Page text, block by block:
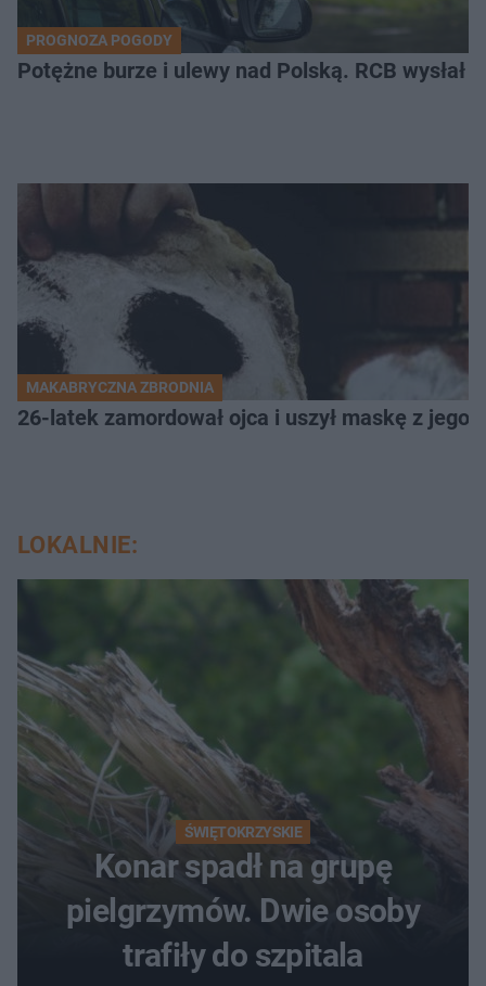
PROGNOZA POGODY
Potężne burze i ulewy nad Polską. RCB
MAKABRYCZNA ZBRODNIA
26-latek zamordował ojca i uszył maskę z
LOKALNIE:
ŚWIĘTOKRZYSKIE
Konar spadł na grupę
pielgrzymów. Dwie osoby
trafiły do szpitala